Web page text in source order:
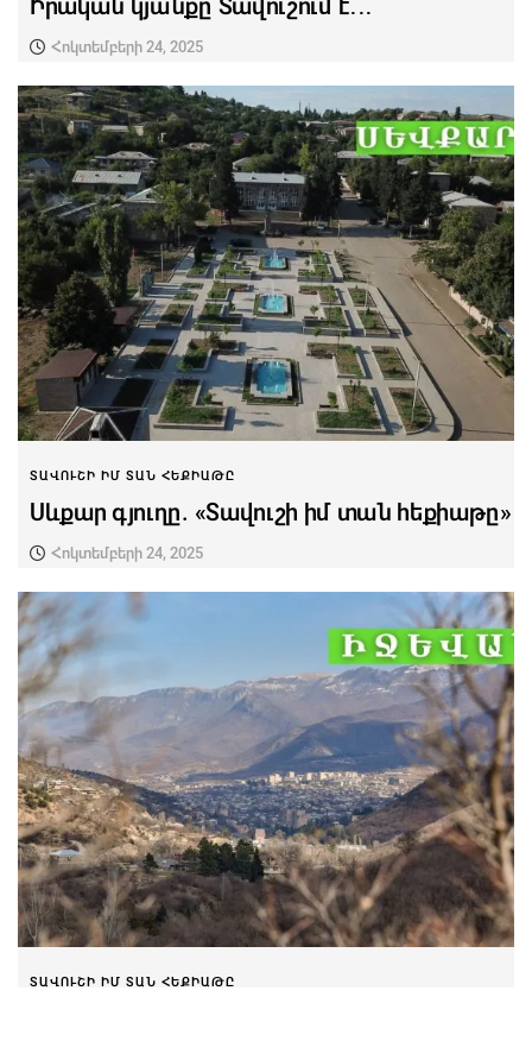
Իրական կյանքը Տավուշում է․․․
Հոկտեմբերի 24, 2025
ՏԱՎՈՒՇԻ ԻՄ ՏԱՆ ՀԵՔԻԱԹԸ
Սևքար գյուղը. «Տավուշի իմ տան հեքիաթը»
Հոկտեմբերի 24, 2025
ՏԱՎՈՒՇԻ ԻՄ ՏԱՆ ՀԵՔԻԱԹԸ